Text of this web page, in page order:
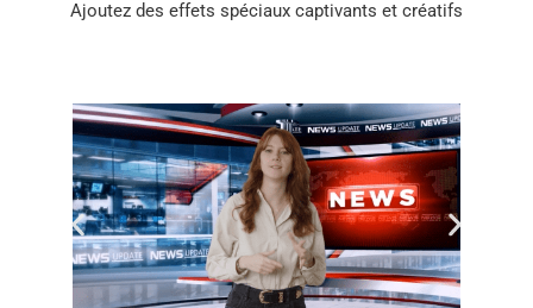
Ajoutez des effets spéciaux captivants et créatifs